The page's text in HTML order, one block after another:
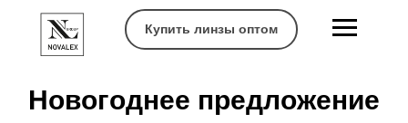
Купить линзы оптом
Новогоднее предложение